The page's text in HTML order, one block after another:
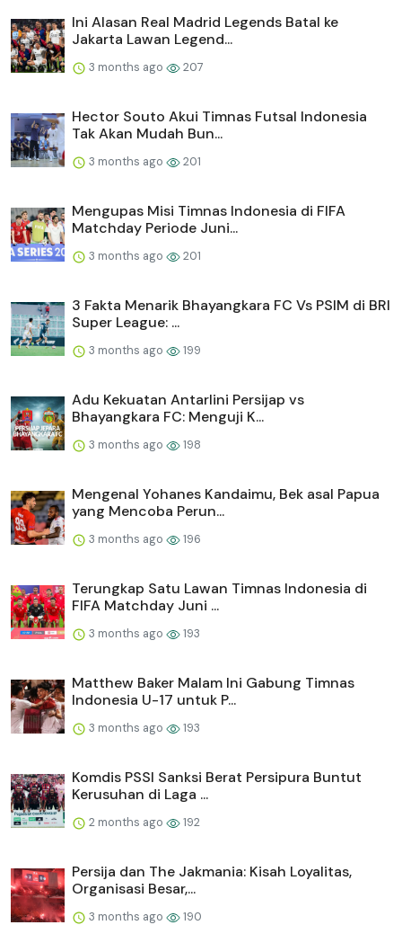
Ini Alasan Real Madrid Legends Batal ke
Jakarta Lawan Legend...
3 months ago 207
Hector Souto Akui Timnas Futsal Indonesia
Tak Akan Mudah Bun...
3 months ago 201
Mengupas Misi Timnas Indonesia di FIFA
Matchday Periode Juni...
3 months ago 201
3 Fakta Menarik Bhayangkara FC Vs PSIM di BRI
Super League: ...
3 months ago 199
Adu Kekuatan Antarlini Persijap vs
Bhayangkara FC: Menguji K...
3 months ago 198
Mengenal Yohanes Kandaimu, Bek asal Papua
yang Mencoba Perun...
3 months ago 196
Terungkap Satu Lawan Timnas Indonesia di
FIFA Matchday Juni ...
3 months ago 193
Matthew Baker Malam Ini Gabung Timnas
Indonesia U-17 untuk P...
3 months ago 193
Komdis PSSI Sanksi Berat Persipura Buntut
Kerusuhan di Laga ...
2 months ago 192
Persija dan The Jakmania: Kisah Loyalitas,
Organisasi Besar,...
3 months ago 190